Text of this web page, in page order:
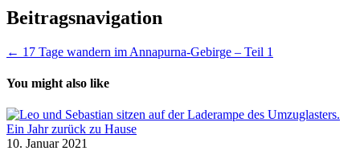
Beitragsnavigation
← 17 Tage wandern im Annapurna-Gebirge – Teil 1
You might also like
Ein Jahr zurück zu Hause
10. Januar 2021